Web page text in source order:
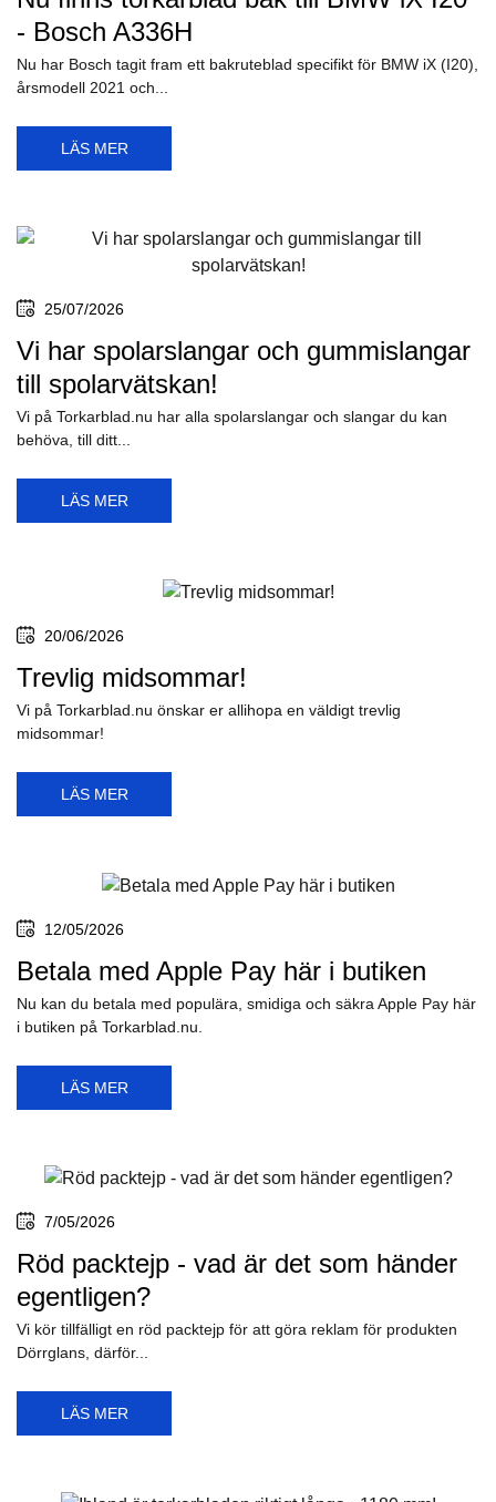
- Bosch A336H
Nu har Bosch tagit fram ett bakruteblad specifikt för BMW iX (I20),
årsmodell 2021 och...
LÄS MER
25/07/2026
Vi har spolarslangar och gummislangar
till spolarvätskan!
Vi på Torkarblad.nu har alla spolarslangar och slangar du kan
behöva, till ditt...
LÄS MER
20/06/2026
Trevlig midsommar!
Vi på Torkarblad.nu önskar er allihopa en väldigt trevlig
midsommar!
LÄS MER
12/05/2026
Betala med Apple Pay här i butiken
Nu kan du betala med populära, smidiga och säkra Apple Pay här
i butiken på Torkarblad.nu.
LÄS MER
7/05/2026
Röd packtejp - vad är det som händer
egentligen?
Vi kör tillfälligt en röd packtejp för att göra reklam för produkten
Dörrglans, därför...
LÄS MER